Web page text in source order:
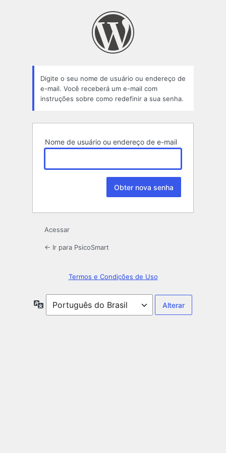
Digite o seu nome de usuário ou endereço de
e-mail. Você receberá um e-mail com
instruções sobre como redefinir a sua senha.
Nome de usuário ou endereço de e-mail
Acessar
← Ir para PsicoSmart
Termos e Condições de Uso
Idioma